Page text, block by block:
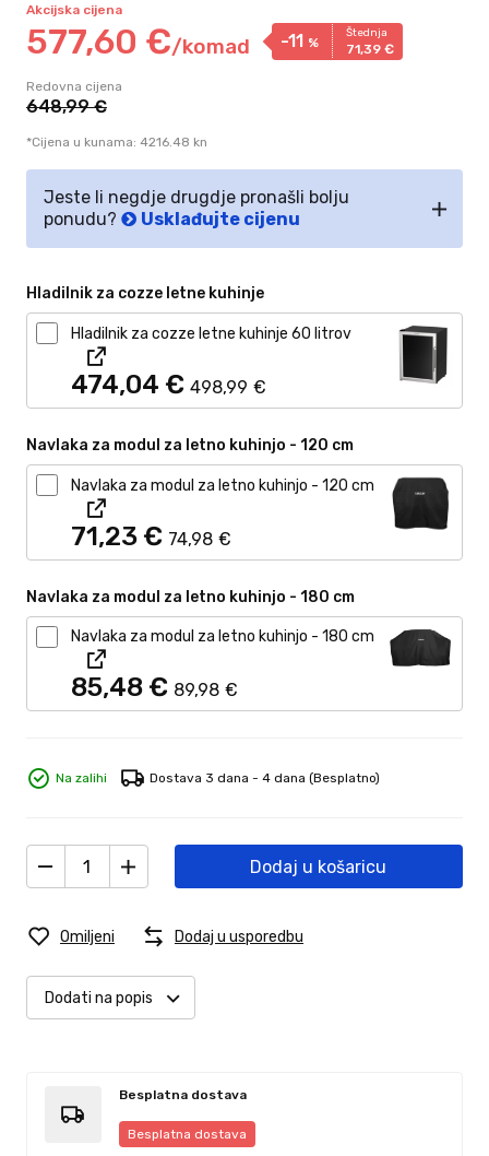
Akcijska cijena
577,60 €/komad -11 %
Štednja
71,39 €
Redovna cijena
648,99 €
*Cijena u kunama: 4216.48 kn
Jeste li negdje drugdje pronašli bolju
ponudu?
Usklađujte cijenu
Hladilnik za cozze letne kuhinje
Hladilnik za cozze letne kuhinje 60 litrov
474,04 € 498,99 €
Navlaka za modul za letno kuhinjo - 120 cm
Navlaka za modul za letno kuhinjo - 120 cm
71,23 € 74,98 €
Navlaka za modul za letno kuhinjo - 180 cm
Navlaka za modul za letno kuhinjo - 180 cm
85,48 € 89,98 €
Na zalihi Dostava 3 dana - 4 dana (Besplatno)
Dodaj u košaricu
Omiljeni Dodaj u usporedbu
Dodati na popis
Besplatna dostava
Besplatna dostava